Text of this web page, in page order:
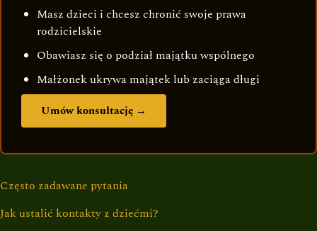
Masz dzieci i chcesz chronić swoje prawa
rodzicielskie
Obawiasz się o podział majątku wspólnego
Małżonek ukrywa majątek lub zaciąga długi
Umów konsultację →
Często zadawane pytania
Jak ustalić kontakty z dziećmi?